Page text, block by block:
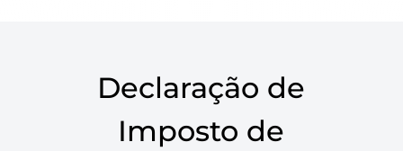
Declaração de
Imposto de